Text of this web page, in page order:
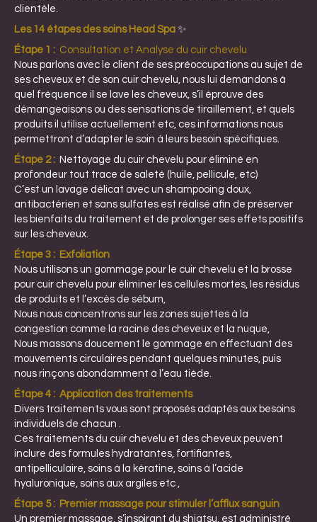
clientèle.
Les 14 étapes des soins Head Spa ✨
Étape 1 : Consultation et Analyse du cuir chevelu
Nous parlons avec le client de ses préoccupations au sujet de
ses cheveux et de son cuir chevelu, nous lui demandons à
quel fréquence il se lave les cheveux, s’il éprouve des
démangeaisons ou des sensations de tiraillement, et quels
produits il utilise actuellement etc, ces informations nous
permettront d’adapter le soin à leurs besoin spécifiques.
Étape 2 : Nettoyage du cuir chevelu pour éliminé en
profondeur tout trace de saleté (huile, pellicule, etc)
C’est un lavage délicat avec un shampooing doux,
antibactérien et sans sulfates est réalisé afin de préserver
les bienfaits du traitement et de prolonger ses effets positifs
sur les cheveux.
Étape 3 : Exfoliation
Nous utilisons un gommage pour le cuir chevelu et la brosse
pour cuir chevelu pour éliminer les cellules mortes, les résidus
de produits et l’excès de sébum,
Nous nous concentrons sur les zones sujettes à la
congestion comme la racine des cheveux et la nuque,
Nous massons doucement le gommage en effectuant des
mouvements circulaires pendant quelques minutes, puis
nous rinçons abondamment à l’eau tiède.
Étape 4 : Application des traitements
Divers traitements vous sont proposés adaptés aux besoins
individuels de chacun .
Ces traitements du cuir chevelu et des cheveux peuvent
inclure des formules hydratantes, fortifiantes,
antipelliculaire, soins à la kératine, soins à l’acide
hyaluronique, soins aux argiles etc ,
Étape 5 : Premier massage pour stimuler l’afflux sanguin
Un premier massage, s’inspirant du shiatsu, est administré